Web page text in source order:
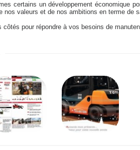
certains un développement économique
valeurs et de nos ambitions en terme de
pour répondre à vos besoins de